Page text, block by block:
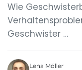
Wie
Geschwister …
Lena Möller